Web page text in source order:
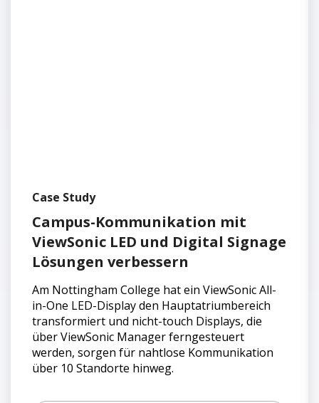
Case Study
Campus-Kommunikation mit
ViewSonic LED und Digital Signage
Lösungen verbessern
Am Nottingham College hat ein ViewSonic All-
in-One LED-Display den Hauptatriumbereich
transformiert und nicht-touch Displays, die
über ViewSonic Manager ferngesteuert
werden, sorgen für nahtlose Kommunikation
über 10 Standorte hinweg.